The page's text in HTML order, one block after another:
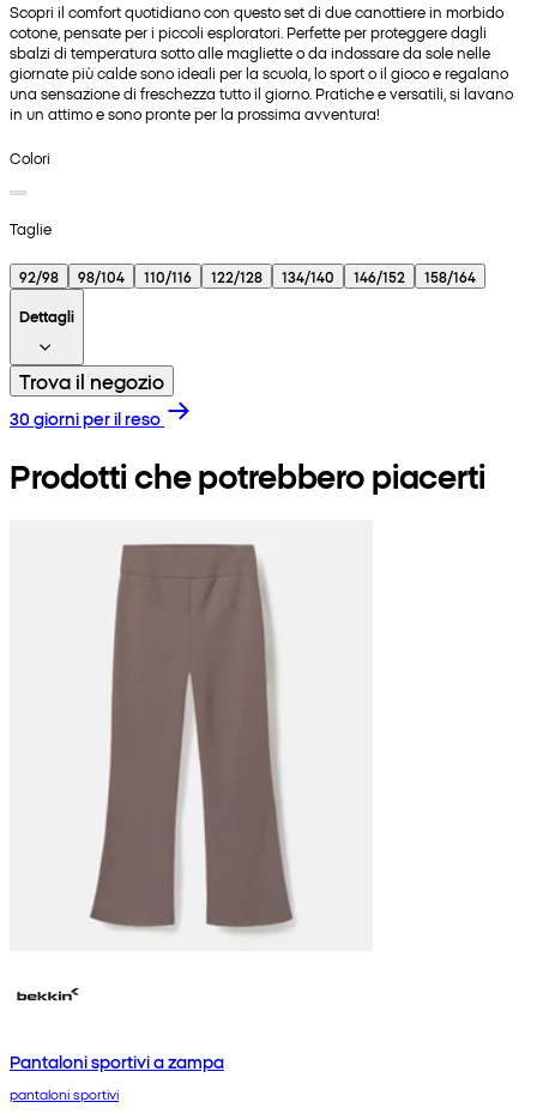
Scopri il comfort quotidiano con questo set di due canottiere in morbido
cotone, pensate per i piccoli esploratori. Perfette per proteggere dagli
sbalzi di temperatura sotto alle magliette o da indossare da sole nelle
giornate più calde sono ideali per la scuola, lo sport o il gioco e regalano
una sensazione di freschezza tutto il giorno. Pratiche e versatili, si lavano
in un attimo e sono pronte per la prossima avventura!
Colori
Taglie
92/98 98/104 110/116 122/128 134/140 146/152
158/164
Dettagli
Trova il negozio
30 giorni per il reso
Prodotti che potrebbero piacerti
Pantaloni sportivi a zampa
pantaloni sportivi